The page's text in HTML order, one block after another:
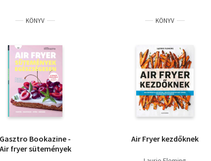
KÖNYV
Gasztro Bookazine -
Air fryer sütemények
KÖNYV
Air Fryer kezdőknek